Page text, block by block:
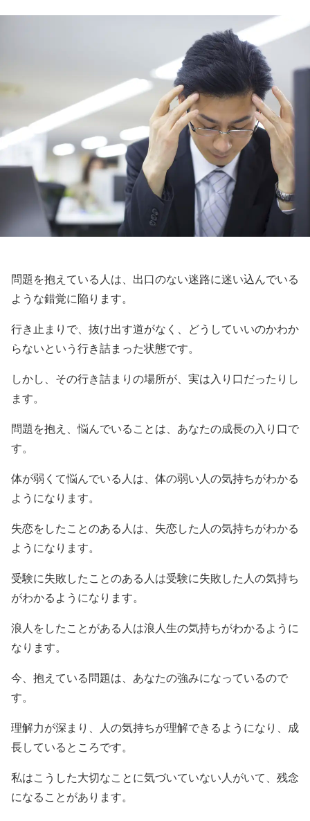
問題を抱えている人は、出口のない迷路に迷い込んでいる
ような錯覚に陥ります。
行き止まりで、抜け出す道がなく、どうしていいのかわか
らないという行き詰まった状態です。
しかし、その行き詰まりの場所が、実は入り口だったりし
ます。
問題を抱え、悩んでいることは、あなたの成長の入り口で
す。
体が弱くて悩んでいる人は、体の弱い人の気持ちがわかる
ようになります。
失恋をしたことのある人は、失恋した人の気持ちがわかる
ようになります。
受験に失敗したことのある人は受験に失敗した人の気持ち
がわかるようになります。
浪人をしたことがある人は浪人生の気持ちがわかるように
なります。
今、抱えている問題は、あなたの強みになっているので
す。
理解力が深まり、人の気持ちが理解できるようになり、成
長しているところです。
私はこうした大切なことに気づいていない人がいて、残念
になることがあります。